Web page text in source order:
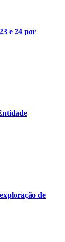
e 24 por
de